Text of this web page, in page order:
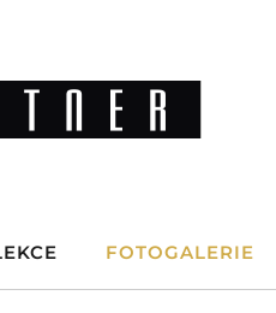
FOTOGALERIE